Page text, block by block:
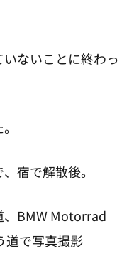
ないことに終わっ
宿で解散後。
、BMW Motorrad
道で写真撮影